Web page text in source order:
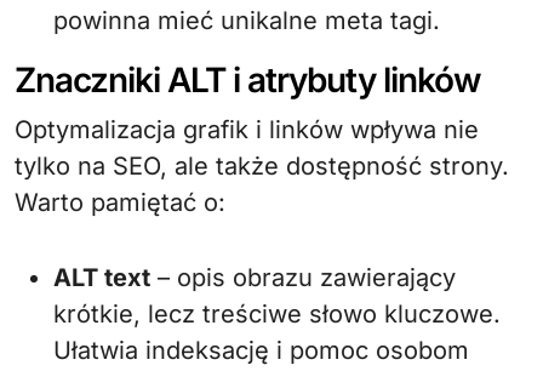
powinna mieć unikalne meta tagi.
Znaczniki ALT i atrybuty linków
Optymalizacja grafik i linków wpływa nie
tylko na SEO, ale także dostępność strony.
Warto pamiętać o:
ALT text – opis obrazu zawierający
krótkie, lecz treściwe słowo kluczowe.
Ułatwia indeksację i pomoc osobom